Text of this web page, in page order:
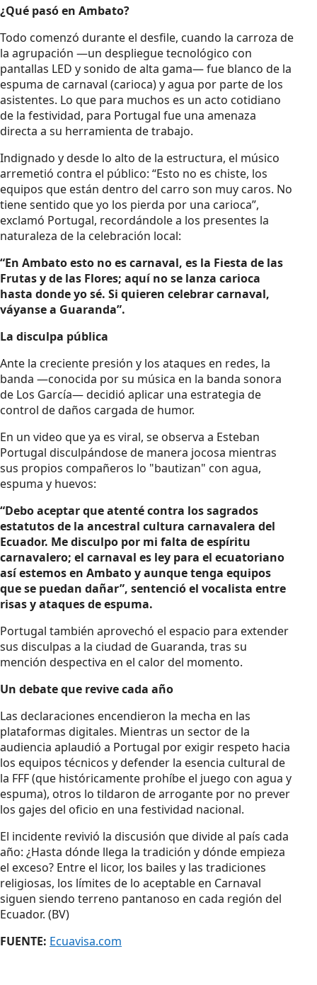
¿Qué pasó en Ambato?
Todo comenzó durante el desfile, cuando la carroza de
la agrupación —un despliegue tecnológico con
pantallas LED y sonido de alta gama— fue blanco de la
espuma de carnaval (carioca) y agua por parte de los
asistentes. Lo que para muchos es un acto cotidiano
de la festividad, para Portugal fue una amenaza
directa a su herramienta de trabajo.
Indignado y desde lo alto de la estructura, el músico
arremetió contra el público: “Esto no es chiste, los
equipos que están dentro del carro son muy caros. No
tiene sentido que yo los pierda por una carioca”,
exclamó Portugal, recordándole a los presentes la
naturaleza de la celebración local:
“En Ambato esto no es carnaval, es la Fiesta de las
Frutas y de las Flores; aquí no se lanza carioca
hasta donde yo sé. Si quieren celebrar carnaval,
váyanse a Guaranda”.
La disculpa pública
Ante la creciente presión y los ataques en redes, la
banda —conocida por su música en la banda sonora
de Los García— decidió aplicar una estrategia de
control de daños cargada de humor.
En un video que ya es viral, se observa a Esteban
Portugal disculpándose de manera jocosa mientras
sus propios compañeros lo "bautizan" con agua,
espuma y huevos:
“Debo aceptar que atenté contra los sagrados
estatutos de la ancestral cultura carnavalera del
Ecuador. Me disculpo por mi falta de espíritu
carnavalero; el carnaval es ley para el ecuatoriano
así estemos en Ambato y aunque tenga equipos
que se puedan dañar”, sentenció el vocalista entre
risas y ataques de espuma.
Portugal también aprovechó el espacio para extender
sus disculpas a la ciudad de Guaranda, tras su
mención despectiva en el calor del momento.
Un debate que revive cada año
Las declaraciones encendieron la mecha en las
plataformas digitales. Mientras un sector de la
audiencia aplaudió a Portugal por exigir respeto hacia
los equipos técnicos y defender la esencia cultural de
la FFF (que históricamente prohíbe el juego con agua y
espuma), otros lo tildaron de arrogante por no prever
los gajes del oficio en una festividad nacional.
El incidente revivió la discusión que divide al país cada
año: ¿Hasta dónde llega la tradición y dónde empieza
el exceso? Entre el licor, los bailes y las tradiciones
religiosas, los límites de lo aceptable en Carnaval
siguen siendo terreno pantanoso en cada región del
Ecuador. (BV)
FUENTE: Ecuavisa.com